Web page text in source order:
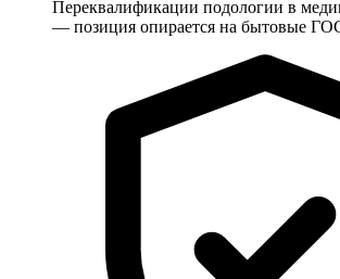
Переквалификации подологии в
— позиция опирается на бытовые